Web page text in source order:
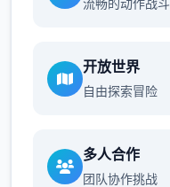
流畅的动作战斗
开放世界
自由探索冒险
多人合作
团队协作挑战